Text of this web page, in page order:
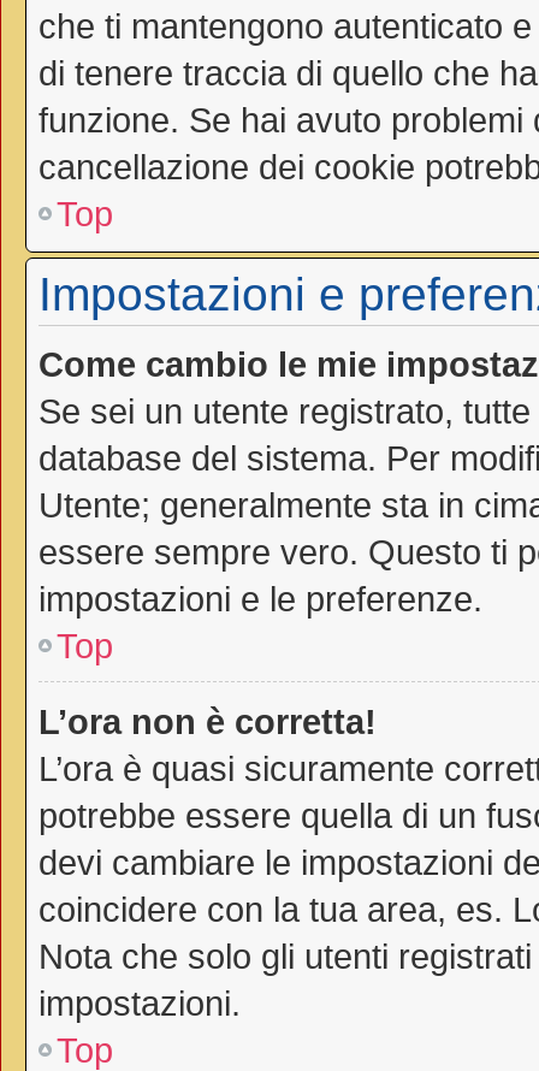
che ti mantengono autenticato
di tenere traccia di quello che
funzione. Se hai avuto
cancellazione dei cookie
Top
Impostazioni e
Come cambio le mie
Se sei un utente registrato,
database del sistema. Per
Utente; generalmente sta in
essere sempre vero. Questo ti
impostazioni e le preferenze.
Top
L’ora non è corretta!
L’ora è quasi sicuramente
potrebbe essere quella di un
devi cambiare le impostazioni
coincidere con la tua area, es.
Nota che solo gli utenti
impostazioni.
Top